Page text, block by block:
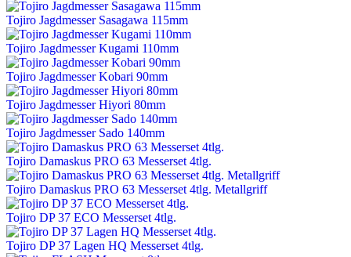
Tojiro Jagdmesser Sasagawa 115mm
Tojiro Jagdmesser Kugami 110mm
Tojiro Jagdmesser Kobari 90mm
Tojiro Jagdmesser Hiyori 80mm
Tojiro Jagdmesser Sado 140mm
Tojiro Damaskus PRO 63 Messerset 4tlg.
Tojiro Damaskus PRO 63 Messerset 4tlg. Metallgriff
Tojiro DP 37 ECO Messerset 4tlg.
Tojiro DP 37 Lagen HQ Messerset 4tlg.